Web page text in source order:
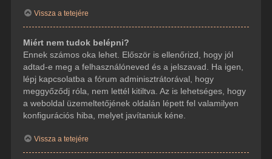
Vissza a tetejére
Miért nem tudok belépni?
Ennek számos oka lehet. Először is ellenőrizd, hogy jól
adtad-e meg a felhasználóneved és a jelszavad. Ha igen,
lépj kapcsolatba a fórum adminisztrátorával, hogy
meggyőződj róla, nem lettél kitiltva. Az is lehetséges, hogy
a weboldal üzemeltetőjének oldalán lépett fel valamilyen
konfigurációs hiba, melyet javítaniuk kéne.
Vissza a tetejére